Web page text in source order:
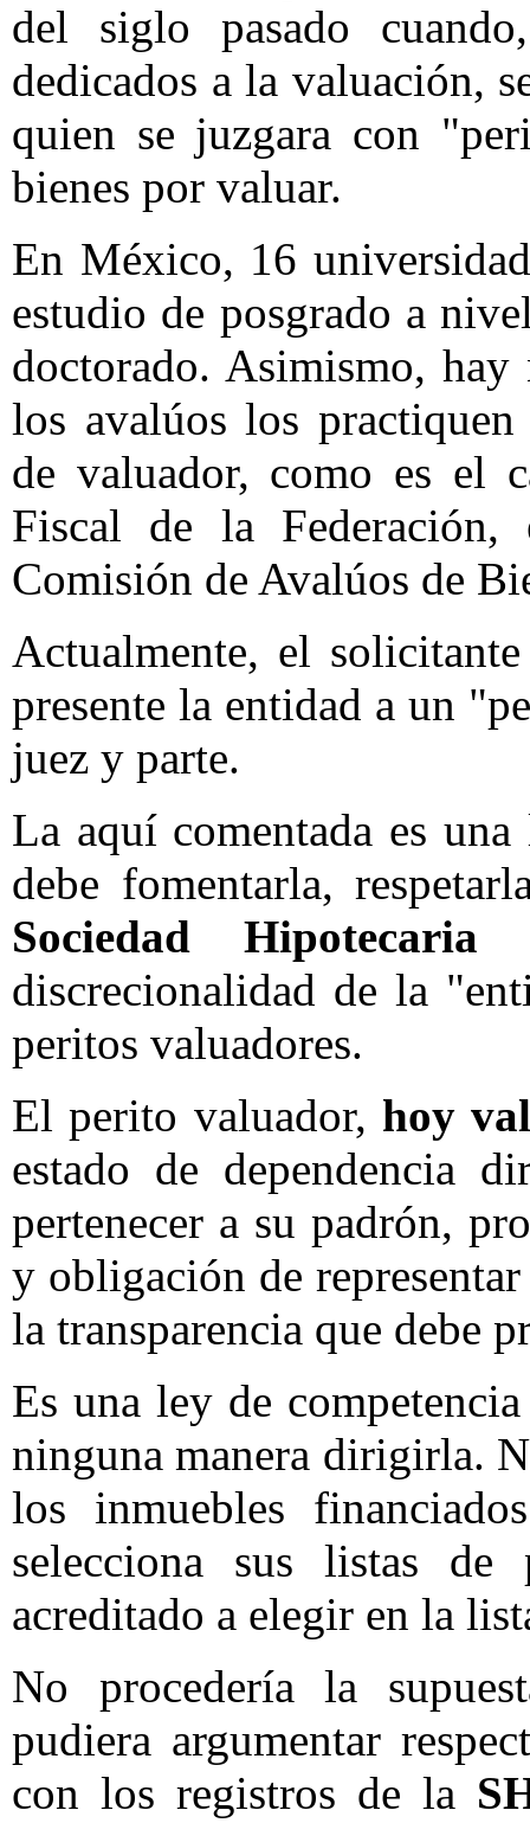
del siglo pasado
dedicados a la valuación,
quien se juzgara con
bienes por valuar.
En México, 16
estudio de posgrado a
doctorado. Asimismo,
los avalúos los
de valuador, como es el
Fiscal de la
Comisión de Avalúos de
Actualmente, el
presente la entidad a un
juez y parte.
La aquí comentada es
debe fomentarla,
Sociedad Hipotecaria
discrecionalidad de la
peritos valuadores.
El perito valuador, hoy
estado de dependencia
pertenecer a su padrón,
y obligación de
la transparencia que debe
Es una ley de
ninguna manera dirigirla.
los inmuebles
selecciona sus listas
acreditado a elegir en la
No procedería la
pudiera argumentar
con los registros de la